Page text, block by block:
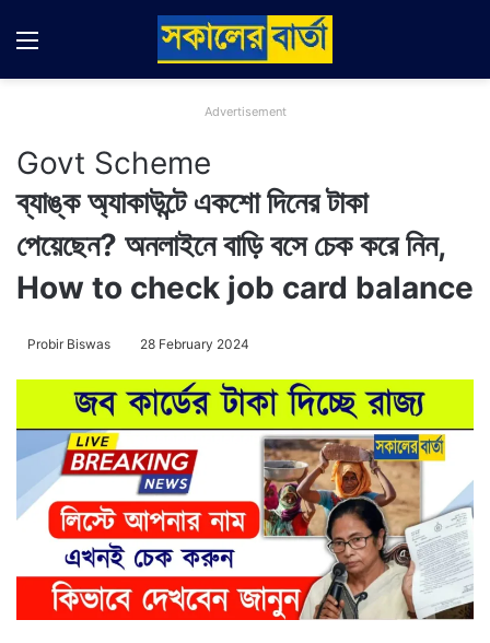
Menu
Advertisement
Govt Scheme
ব্যাঙ্ক অ্যাকাউন্টে একশো দিনের টাকা
পেয়েছেন? অনলাইনে বাড়ি বসে চেক করে নিন,
How to check job card balance
Probir Biswas 28 February 2024